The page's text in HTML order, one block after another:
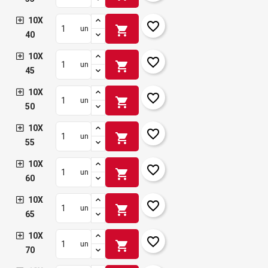
10X
40
un shopping_cart favorite_border
10X
45
un shopping_cart favorite_border
10X
50
un shopping_cart favorite_border
10X
55
un shopping_cart favorite_border
10X
60
un shopping_cart favorite_border
10X
65
un shopping_cart favorite_border
10X
70
un shopping_cart favorite_border